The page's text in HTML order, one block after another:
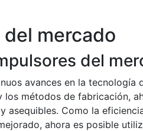
del mercado
del
avances en la
los métodos de fabricación,
asequibles. Como la
ahora es posible